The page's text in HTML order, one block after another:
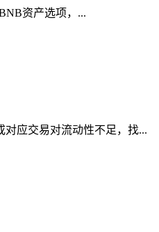
资产选项，...
应交易对流动性不足，找...